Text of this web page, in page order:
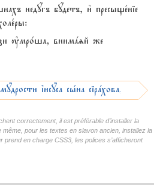
недyгъ бyдетъ, и3 пресыще1ніе
ўмро1ша, внимazй же
їисyса сы1на сірaхова, ГлавA
correctement, il est préférable d’installer la
même, pour les textes en slavon ancien, installez la
prend en charge CSS3, les polices s’afficheront